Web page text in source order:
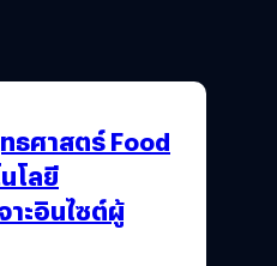
ยทั่วไปแล้ว การเปลี่ยนผ่านสู่
เริ่มตั้งแต่การเปลี่ยนถ่ายการ
ล (Digitization) ถัดไปคือการ
อยู่บนระบบดิจิทัล
บบ ERP, CRM มาใช้เพิ่ม
น และขั้นที่สามคือการปรับ
เทคโนโลยีมาช่วยสร้างจุดแข็ง
ถในการแข่งขันและสร้าง
ทธศาสตร์ Food
โลยี
าะอินไซต์ผู้